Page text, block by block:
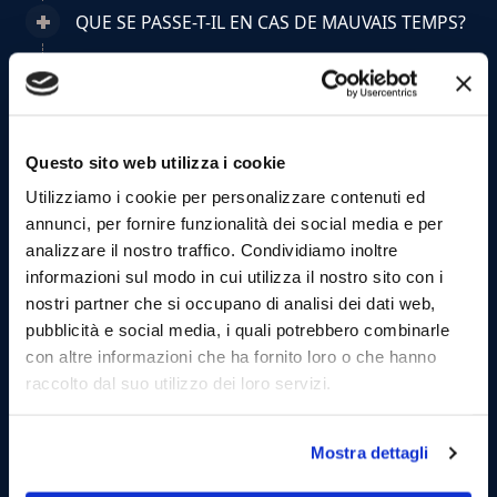
Questo sito web utilizza i cookie
Utilizziamo i cookie per personalizzare contenuti ed
annunci, per fornire funzionalità dei social media e per
analizzare il nostro traffico. Condividiamo inoltre
informazioni sul modo in cui utilizza il nostro sito con i
nostri partner che si occupano di analisi dei dati web,
pubblicità e social media, i quali potrebbero combinarle
con altre informazioni che ha fornito loro o che hanno
raccolto dal suo utilizzo dei loro servizi.
Mostra dettagli
QUE SE PASSE-T-IL EN CAS DE MAUVAIS TEMPS?
PUIS-JE ANNULER OU MODIFIER MA
D’OÙ PARTENT LES TOURS?
À QUELLE HEURE DOIS-JE ARRIVER?
QU’EST-CE QUI EST INCLUS DANS LE PRIX?
PUIS-JE APPORTER NOURRITURE OU
BOISSONS?